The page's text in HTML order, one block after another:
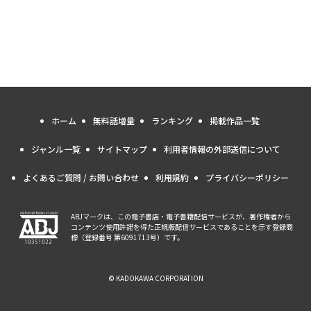
ホーム 無料話増量 ランキング 掲載作品一覧
ジャンル一覧 サイトマップ 利用者情報の外部送信について
よくあるご質問 / お問い合わせ 利用規約 プライバシーポリシー
ABJマークは、この電子書店・電子書籍配信サービスが、著作権者から
コンテンツ使用許諾を得た正規版配信サービスであることを示す登録商
標（登録番号 第6091713号）です。
© KADOKAWA CORPORATION